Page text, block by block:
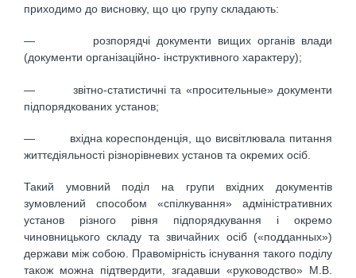
приходимо до висновку, що цю групу складають:
— розпорядчі документи вищих органів влади
(документи організаційно- інструктивного характеру);
— звітно-статистичні та «просительные» документи
підпорядкованих установ;
— вхідна кореспонденція, що висвітлювала питання
життєдіяльності різнорівневих установ та окремих осіб.
Такий умовний поділ на групи вхідних документів
зумовлений способом «спілкування» адміністративних
установ різного рівня підпорядкування і окремо
чиновницького складу та звичайних осіб («подданных»)
держави між собою. Правомірність існування такого поділу
також можна підтвердити, згадавши «руководство» М.В.